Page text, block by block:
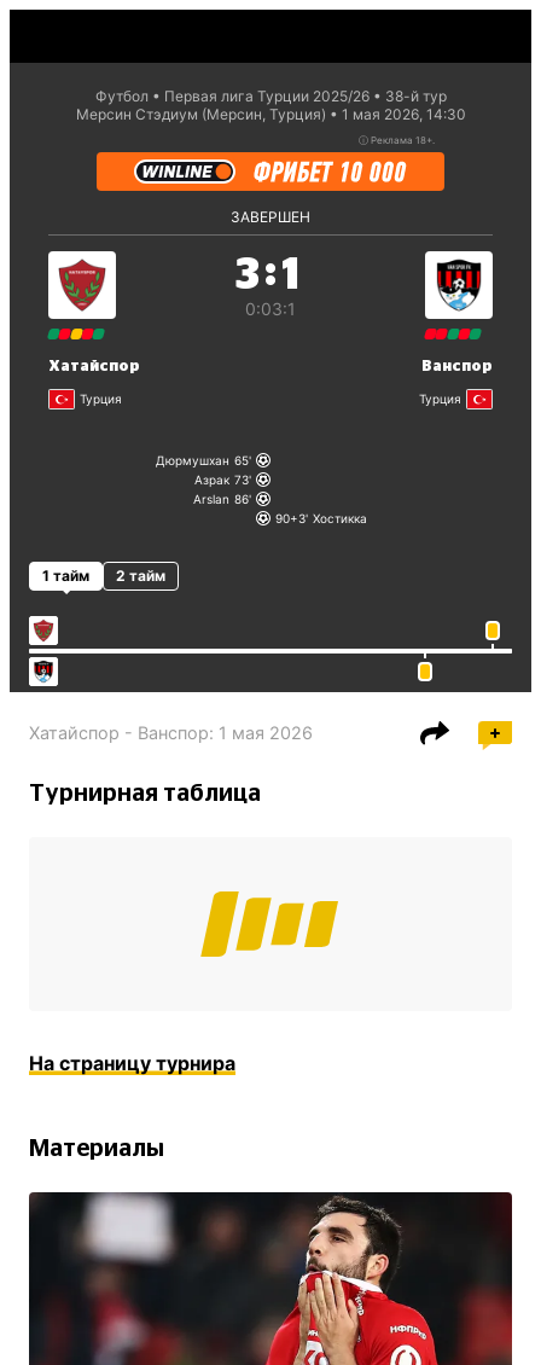
Футбол Первая лига Турции 2025/26
38-й тур
Мерсин Стэдиум (Мерсин, Турция)
1 мая 2026, 14:30
ⓘ Реклама 18+.
ЗАВЕРШЕН
Хатайспор
Турция
3:1
0:03:1
Ванспор
Турция
Дюрмушхан 65
Азрак 73
Arslan 86
90+3 Хостикка
1 тайм 2 тайм
Хатайспор - Ванспор: 1 мая 2026
Турнирная таблица
На страницу турнира
Материалы